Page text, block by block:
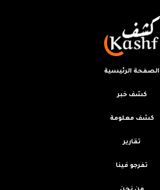
الصفحة الرئيسية
كشف خبر
كشف معلومة
تقارير
تفرجو فينا